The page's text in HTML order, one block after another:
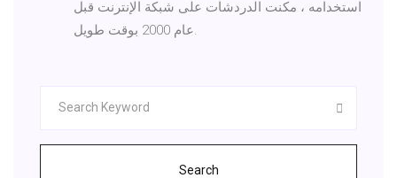
استخدامه ، مكنت الدردشات على شبكة الإنترنت قبل
عام 2000 بوقت طويل.
Search